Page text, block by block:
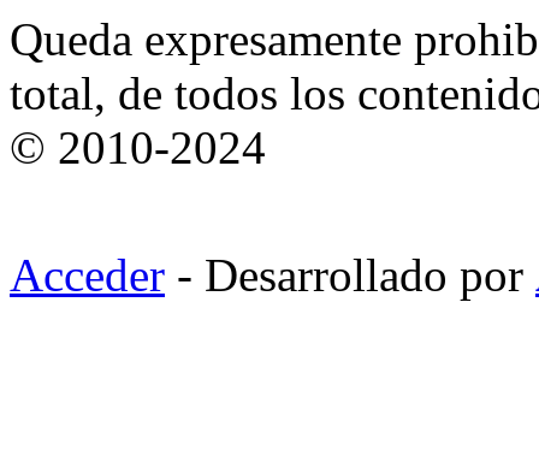
Queda expresamente
total, de todos los
© 2010-2024
Acceder - Desarrollado por